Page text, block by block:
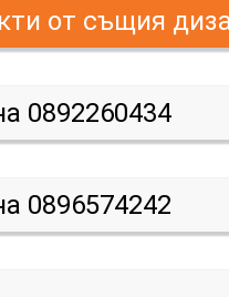
от същия
0892260434
0896574242